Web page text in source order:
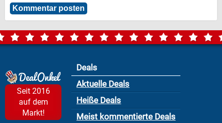
Seit 2016
auf dem
Markt!
Deals
Aktuelle Deals
Heiße Deals
Meist kommentierte Deals